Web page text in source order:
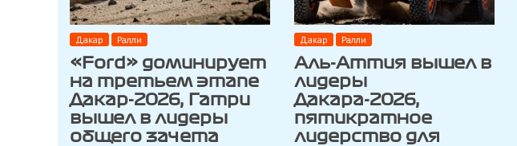
Дакар Ралли
«Ford» доминирует
на третьем этапе
Дакар-2026, Гатри
вышел в лидеры
общего зачета
Дакар Ралли
Аль-Аттия вышел в
лидеры
Дакара-2026,
пятикратное
лидерство для